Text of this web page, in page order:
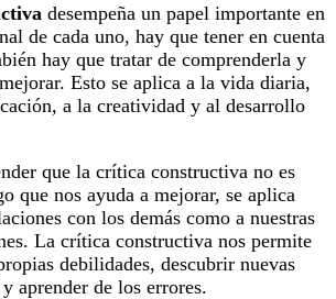
desempeña un papel importante en
de cada uno, hay que tener en cuenta
hay que tratar de comprenderla y
Esto se aplica a la vida diaria,
a la creatividad y al desarrollo
que la crítica constructiva no es
que nos ayuda a mejorar, se aplica
con los demás como a nuestras
La crítica constructiva nos permite
debilidades, descubrir nuevas
aprender de los errores.